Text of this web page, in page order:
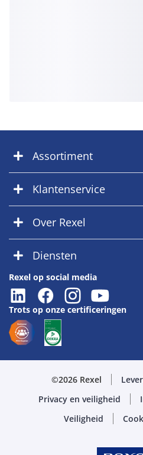
Assortiment
Klantenservice
Over Rexel
Diensten
Rexel op social media
Trots op onze certificeringen
©2026 Rexel
Privacy en veiligheid
Veiligheid